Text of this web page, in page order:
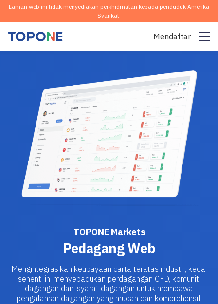
Laman web ini tidak menyediakan perkhidmatan kepada penduduk Amerika
Syarikat.
Mendaftar
Komuniti
Analisis & Pembelajaran
Syarikat
Melayu
Trader | Affiliates
TOPONE Markets
Pedagang Web
Mengintegrasikan keupayaan carta teratas industri, kedai
sehenti ini menyepadukan perdagangan CFD, komuniti
dagangan dan isyarat dagangan untuk membawa
pengalaman dagangan yang mudah dan komprehensif.